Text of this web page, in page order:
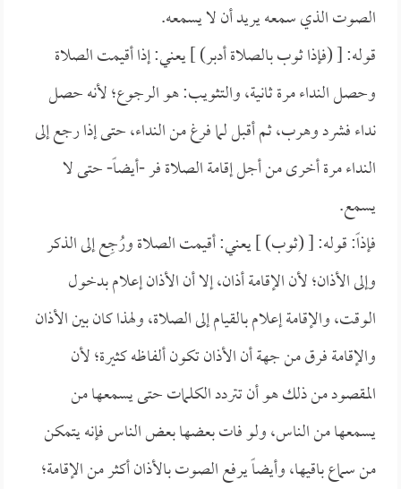
الصوت الذي سمعه يريد أن لا يسمعه.
قوله: [ (فإذا ثوب بالصلاة أدبر) ] يعني: إذا أقيمت الصلاة
وحصل النداء مرة ثانية، والتثويب: هو الرجوع؛ لأنه حصل
نداء فشرد وهرب، ثم أقبل لما فرغ من النداء، حتى إذا رجع إلى
النداء مرة أخرى من أجل إقامة الصلاة فر -أيضاً- حتى لا
يسمع.
فإذاً: قوله: [ (ثوب) ] يعني: أقيمت الصلاة ورُجِع إلى الذكر
وإلى الأذان؛ لأن الإقامة أذان، إلا أن الأذان إعلام بدخول
الوقت، والإقامة إعلام بالقيام إلى الصلاة، ولهذا كان بين الأذان
والإقامة فرق من جهة أن الأذان تكون ألفاظه كثيرة؛ لأن
المقصود من ذلك هو أن تتردد الكلمات حتى يسمعها من
يسمعها من الناس، ولو فات بعضها بعض الناس فإنه يتمكن
من سماع باقيها، وأيضاً يرفع الصوت بالأذان أكثر من الإقامة؛